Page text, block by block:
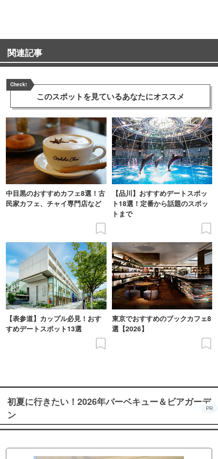
関連記事
Check!
このスポットを見ているあなたにオススメ
中目黒のおすすめカフェ8選！古
民家カフェ、チャイ専門店など
【品川】おすすめデートスポッ
ト18選！定番から話題のスポッ
トまで
【表参道】カップル必見！おす
すめデートスポット13選
東京でおすすめのブックカフェ8
選【2026】
初夏に行きたい！2026年バーベキュー＆ビアガーデ
ン
PR